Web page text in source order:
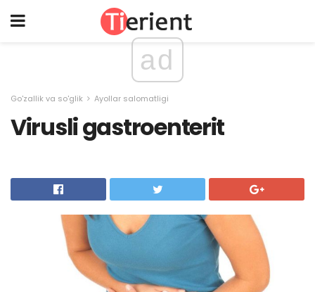
ad
Go'zallik va so'glik Ayollar salomatligi
Virusli gastroenterit